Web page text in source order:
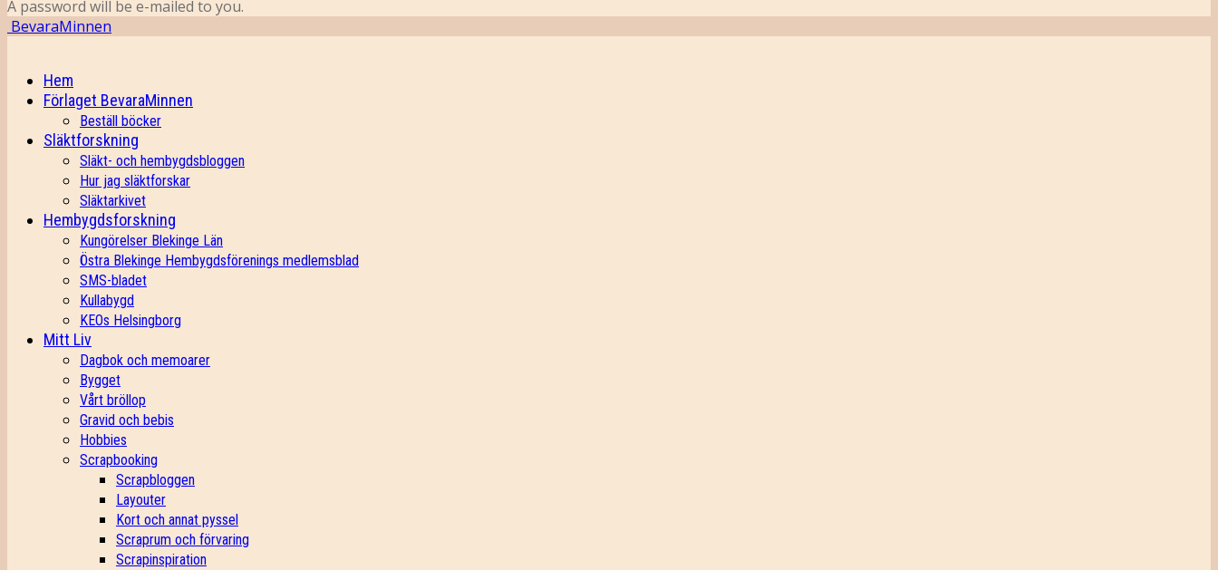
A password will be e-mailed to you.
BevaraMinnen
Hem
Förlaget BevaraMinnen
Beställ böcker
Släktforskning
Släkt- och hembygdsbloggen
Hur jag släktforskar
Släktarkivet
Hembygdsforskning
Kungörelser Blekinge Län
Östra Blekinge Hembygdsförenings medlemsblad
SMS-bladet
Kullabygd
KEOs Helsingborg
Mitt Liv
Dagbok och memoarer
Bygget
Vårt bröllop
Gravid och bebis
Hobbies
Scrapbooking
Scrapbloggen
Layouter
Kort och annat pyssel
Scraprum och förvaring
Scrapinspiration